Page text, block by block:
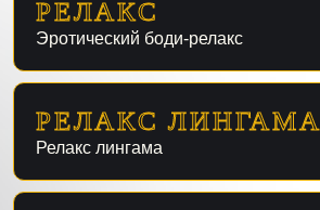
РЕЛАКС
Эротический боди-релакс
РЕЛАКС ЛИНГАМА
Релакс лингама